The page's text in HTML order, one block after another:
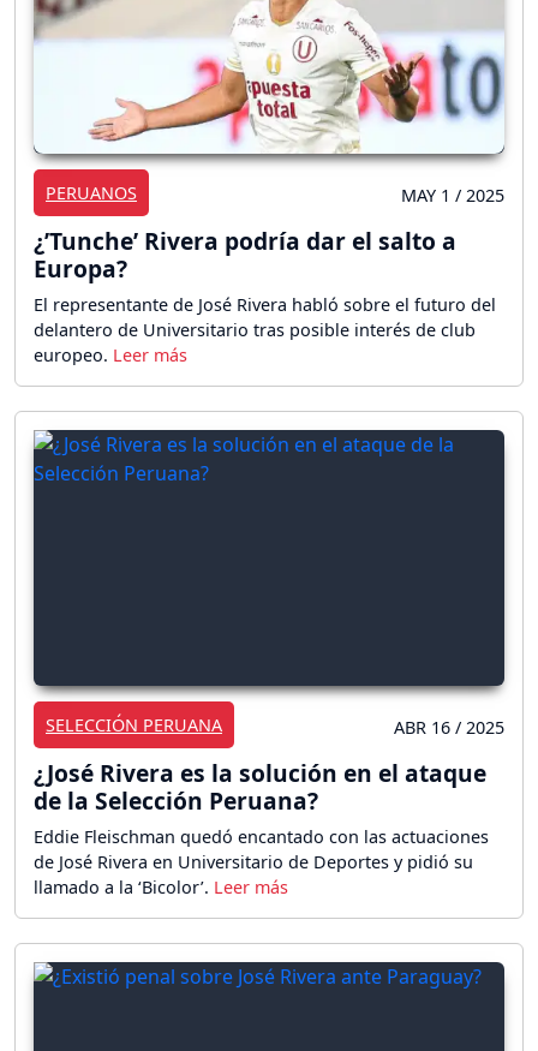
PERUANOS MAY 1 / 2025
¿’Tunche’ Rivera podría dar el salto a
Europa?
El representante de José Rivera habló sobre el futuro del
delantero de Universitario tras posible interés de club
europeo.
SELECCIÓN PERUANA ABR 16 / 2025
¿José Rivera es la solución en el ataque
de la Selección Peruana?
Eddie Fleischman quedó encantado con las actuaciones
de José Rivera en Universitario de Deportes y pidió su
llamado a la ‘Bicolor’.